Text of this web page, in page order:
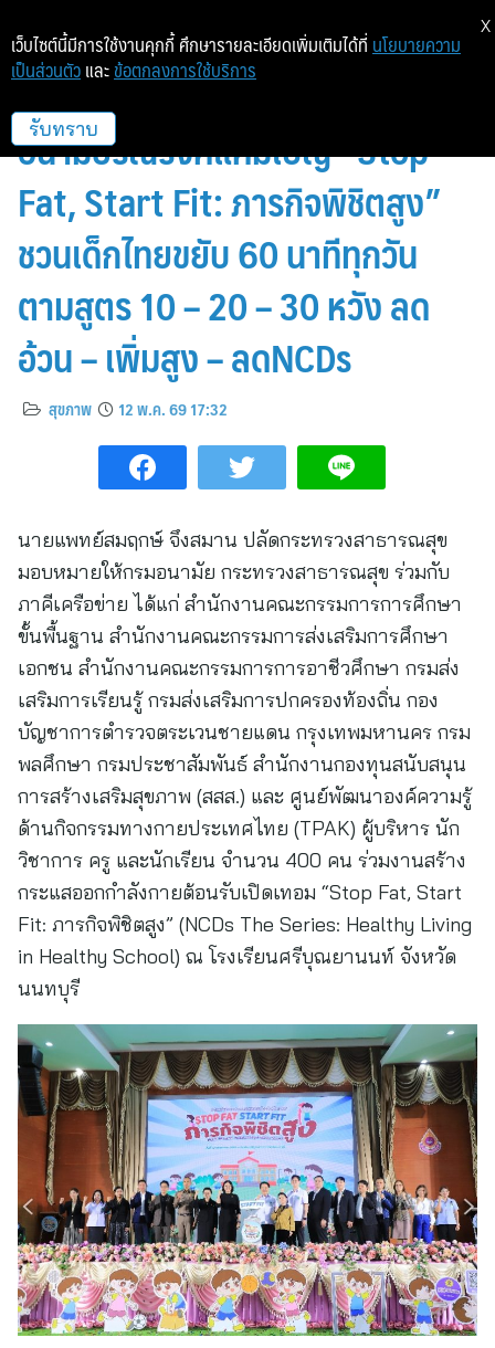
สธ. ผสานภาคีเครือข่าย มอบกรม
อนามัยรณรงค์แคมเปญ “Stop
Fat, Start Fit: ภารกิจพิชิตสูง”
ชวนเด็กไทยขยับ 60 นาทีทุกวัน
ตามสูตร 10 – 20 – 30 หวัง ลด
อ้วน – เพิ่มสูง – ลดNCDs
สุขภาพ 12 พ.ค. 69 17:32
นายแพทย์สมฤกษ์ จึงสมาน ปลัดกระทรวงสาธารณสุข
มอบหมายให้กรมอนามัย กระทรวงสาธารณสุข ร่วมกับ
ภาคีเครือข่าย ได้แก่ สำนักงานคณะกรรมการการศึกษา
ขั้นพื้นฐาน สำนักงานคณะกรรมการส่งเสริมการศึกษา
เอกชน สำนักงานคณะกรรมการการอาชีวศึกษา กรมส่ง
เสริมการเรียนรู้ กรมส่งเสริมการปกครองท้องถิ่น กอง
บัญชาการตำรวจตระเวนชายแดน กรุงเทพมหานคร กรม
พลศึกษา กรมประชาสัมพันธ์ สำนักงานกองทุนสนับสนุน
การสร้างเสริมสุขภาพ (สสส.) และ ศูนย์พัฒนาองค์ความรู้
ด้านกิจกรรมทางกายประเทศไทย (TPAK) ผู้บริหาร นัก
วิชาการ ครู และนักเรียน จำนวน 400 คน ร่วมงานสร้าง
กระแสออกกำลังกายต้อนรับเปิดเทอม “Stop Fat, Start
Fit: ภารกิจพิชิตสูง” (NCDs The Series: Healthy Living
in Healthy School) ณ โรงเรียนศรีบุณยานนท์ จังหวัด
นนทบุรี
เว็บไซต์นี้มีการใช้งานคุกกี้ ศึกษารายละเอียดเพิ่มเติมได้ที่ นโยบายความ
เป็นส่วนตัว และ ข้อตกลงการใช้บริการ
รับทราบ
X